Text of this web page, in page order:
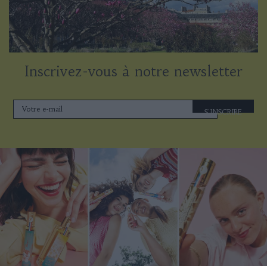
Inscrivez-vous à notre newsletter
S'INSCRIRE